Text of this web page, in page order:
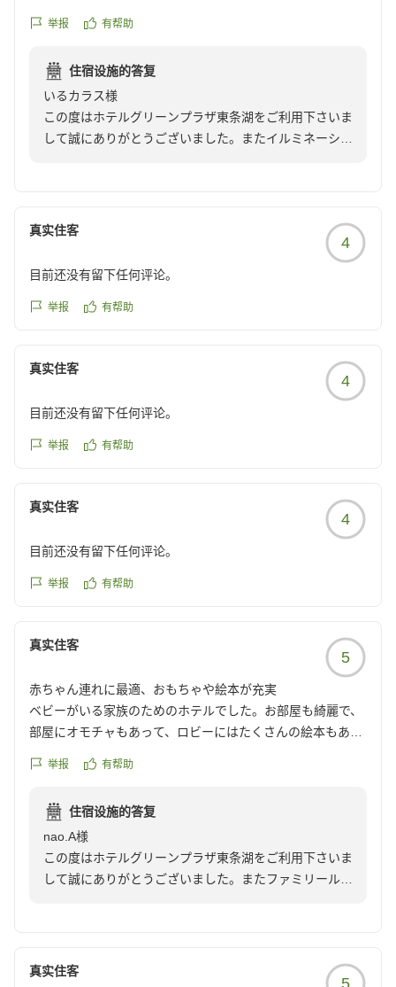
らがいいと言い小中学生4人もおもちゃ王国に行くことに成
ました。
クチコミの詳細はこちらから
https://review.travel.rakuten.co.jp/hotel/voice/11016?
reviewId=33123478319918
举报 有帮助
住宿设施的答复
いるカラス様
この度はホテルグリーンプラザ東条湖をご利用下さいま
して誠にありがとうございました。またイルミネーショ
支配人／大嶋
真实住客
4
目前还没有留下任何评论。
举报 有帮助
真实住客
4
目前还没有留下任何评论。
举报 有帮助
真实住客
4
目前还没有留下任何评论。
举报 有帮助
真实住客
5
赤ちゃん連れに最適、おもちゃや絵本が充実
ベビーがいる家族のためのホテルでした。お部屋も綺麗で、
部屋にオモチャもあって、ロビーにはたくさんの絵本もあり
充実した時間を過ごせました。
https://review.travel.rakuten.co.jp/hotel/voice/11016?
reviewId=33123478245282
举报 有帮助
住宿设施的答复
nao.A様
この度はホテルグリーンプラザ東条湖をご利用下さいま
して誠にありがとうございました。またファミリールー
す。
真实住客
5